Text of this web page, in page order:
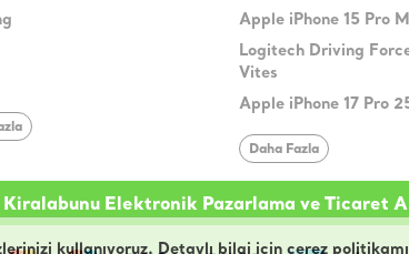
kullanıyoruz. Detaylı bilgi için çerez
Apple iPhone 15 Pro
Logitech Driving
Vites
Apple iPhone 17 Pro
Daha Fazla
Kiralabunu Elektronik Pazarlama ve Ticaret